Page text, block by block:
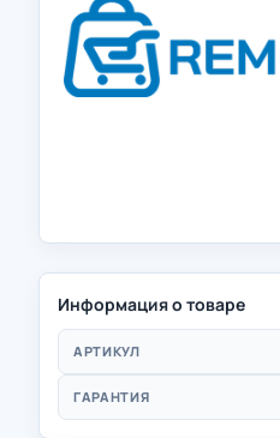
Информация о товаре
АРТИКУЛ
ГАРАНТИЯ